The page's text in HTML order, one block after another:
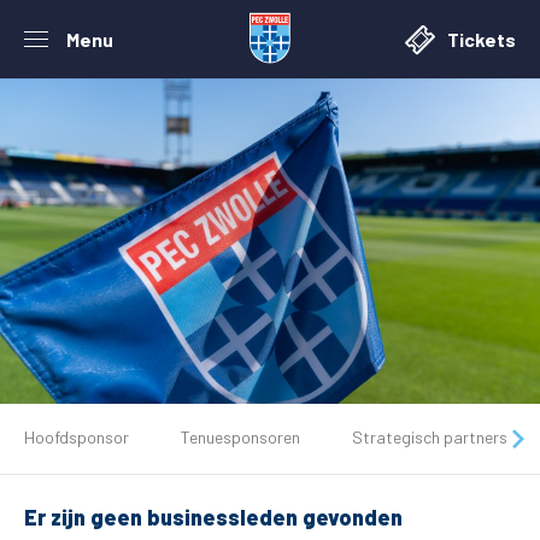
Menu Tickets
Tickets
Matchdays
Hoofdsponsor Tenuesponsoren Strategisch partners
Er zijn geen businessleden gevonden